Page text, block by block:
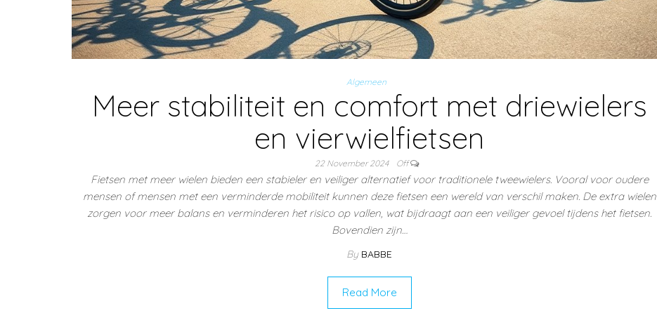
Algemeen
Meer stabiliteit en comfort met driewielers
en vierwielfietsen
22 November 2024 Off
Fietsen met meer wielen bieden een stabieler en veiliger alternatief voor traditionele tweewielers. Vooral voor oudere
mensen of mensen met een verminderde mobiliteit kunnen deze fietsen een wereld van verschil maken. De extra wielen
zorgen voor meer balans en verminderen het risico op vallen, wat bijdraagt aan een veiliger gevoel tijdens het fietsen.
Bovendien zijn…
By BABBE
Read More